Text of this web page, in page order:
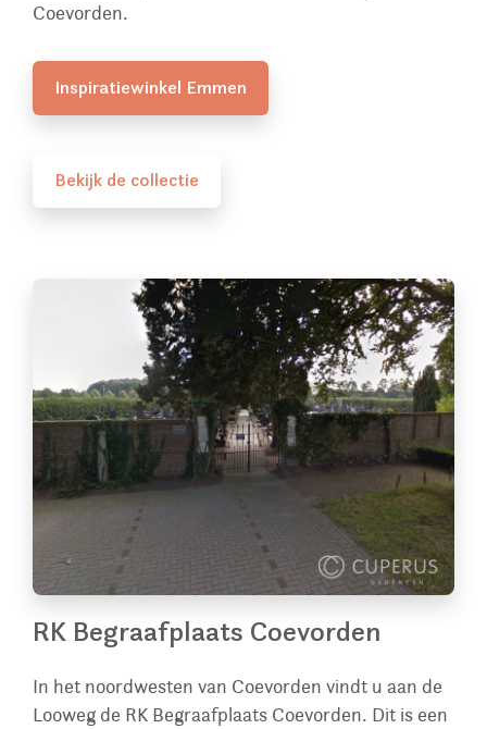
Coevorden.
Inspiratiewinkel Emmen
Bekijk de collectie
RK Begraafplaats Coevorden
In het noordwesten van Coevorden vindt u aan de
Looweg de RK Begraafplaats Coevorden. Dit is een